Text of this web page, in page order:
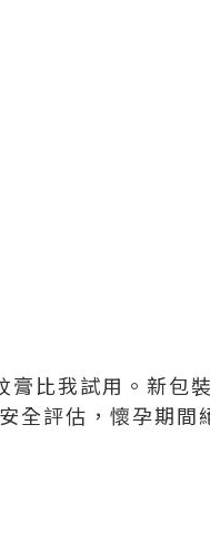
比我試用。新包
全評估，懷孕期間